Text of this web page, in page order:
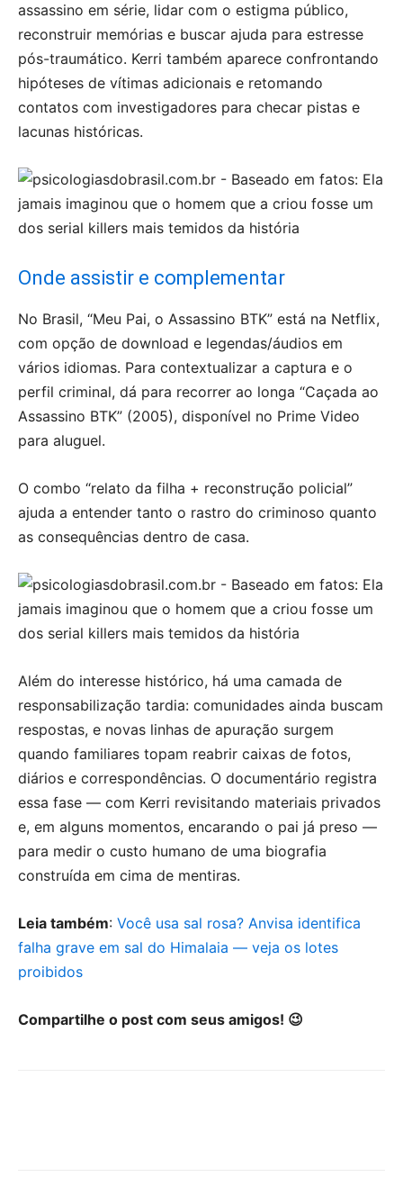
assassino em série, lidar com o estigma público,
reconstruir memórias e buscar ajuda para estresse
pós-traumático. Kerri também aparece confrontando
hipóteses de vítimas adicionais e retomando
contatos com investigadores para checar pistas e
lacunas históricas.
Onde assistir e complementar
No Brasil, “Meu Pai, o Assassino BTK” está na Netflix,
com opção de download e legendas/áudios em
vários idiomas. Para contextualizar a captura e o
perfil criminal, dá para recorrer ao longa “Caçada ao
Assassino BTK” (2005), disponível no Prime Video
para aluguel.
O combo “relato da filha + reconstrução policial”
ajuda a entender tanto o rastro do criminoso quanto
as consequências dentro de casa.
Além do interesse histórico, há uma camada de
responsabilização tardia: comunidades ainda buscam
respostas, e novas linhas de apuração surgem
quando familiares topam reabrir caixas de fotos,
diários e correspondências. O documentário registra
essa fase — com Kerri revisitando materiais privados
e, em alguns momentos, encarando o pai já preso —
para medir o custo humano de uma biografia
construída em cima de mentiras.
Leia também: Você usa sal rosa? Anvisa identifica
falha grave em sal do Himalaia — veja os lotes
proibidos
Compartilhe o post com seus amigos! 😉